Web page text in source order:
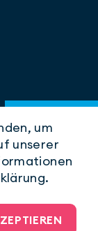
um
unserer